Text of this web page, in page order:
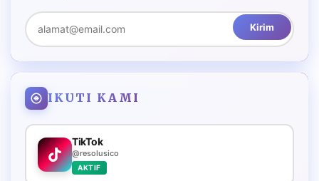
Kirim
IKUTI KAMI
TikTok
@resolusico
AKTIF